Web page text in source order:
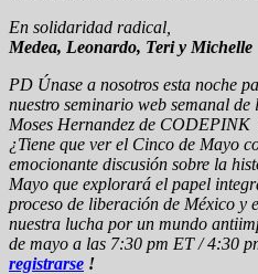
En solidaridad radical,
Medea, Leonardo, Teri y Michelle
PD Únase a nosotros esta noche
nuestro seminario web semanal
Moses Hernandez de
¿Tiene que ver el Cinco de Mayo
emocionante discusión sobre la
Mayo que explorará el papel
proceso de liberación de México y
nuestra lucha por un mundo
de mayo a las 7:30 pm ET / 4:30
registrarse !